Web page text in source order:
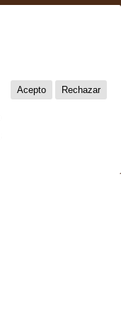
Acepto Rechazar